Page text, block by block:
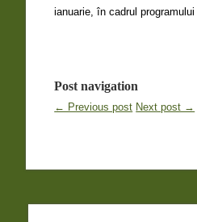
ianuarie, în cadrul
Post navigation
← Previous post Next post →